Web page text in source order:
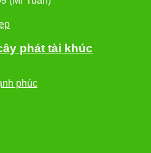
phát tài khúc